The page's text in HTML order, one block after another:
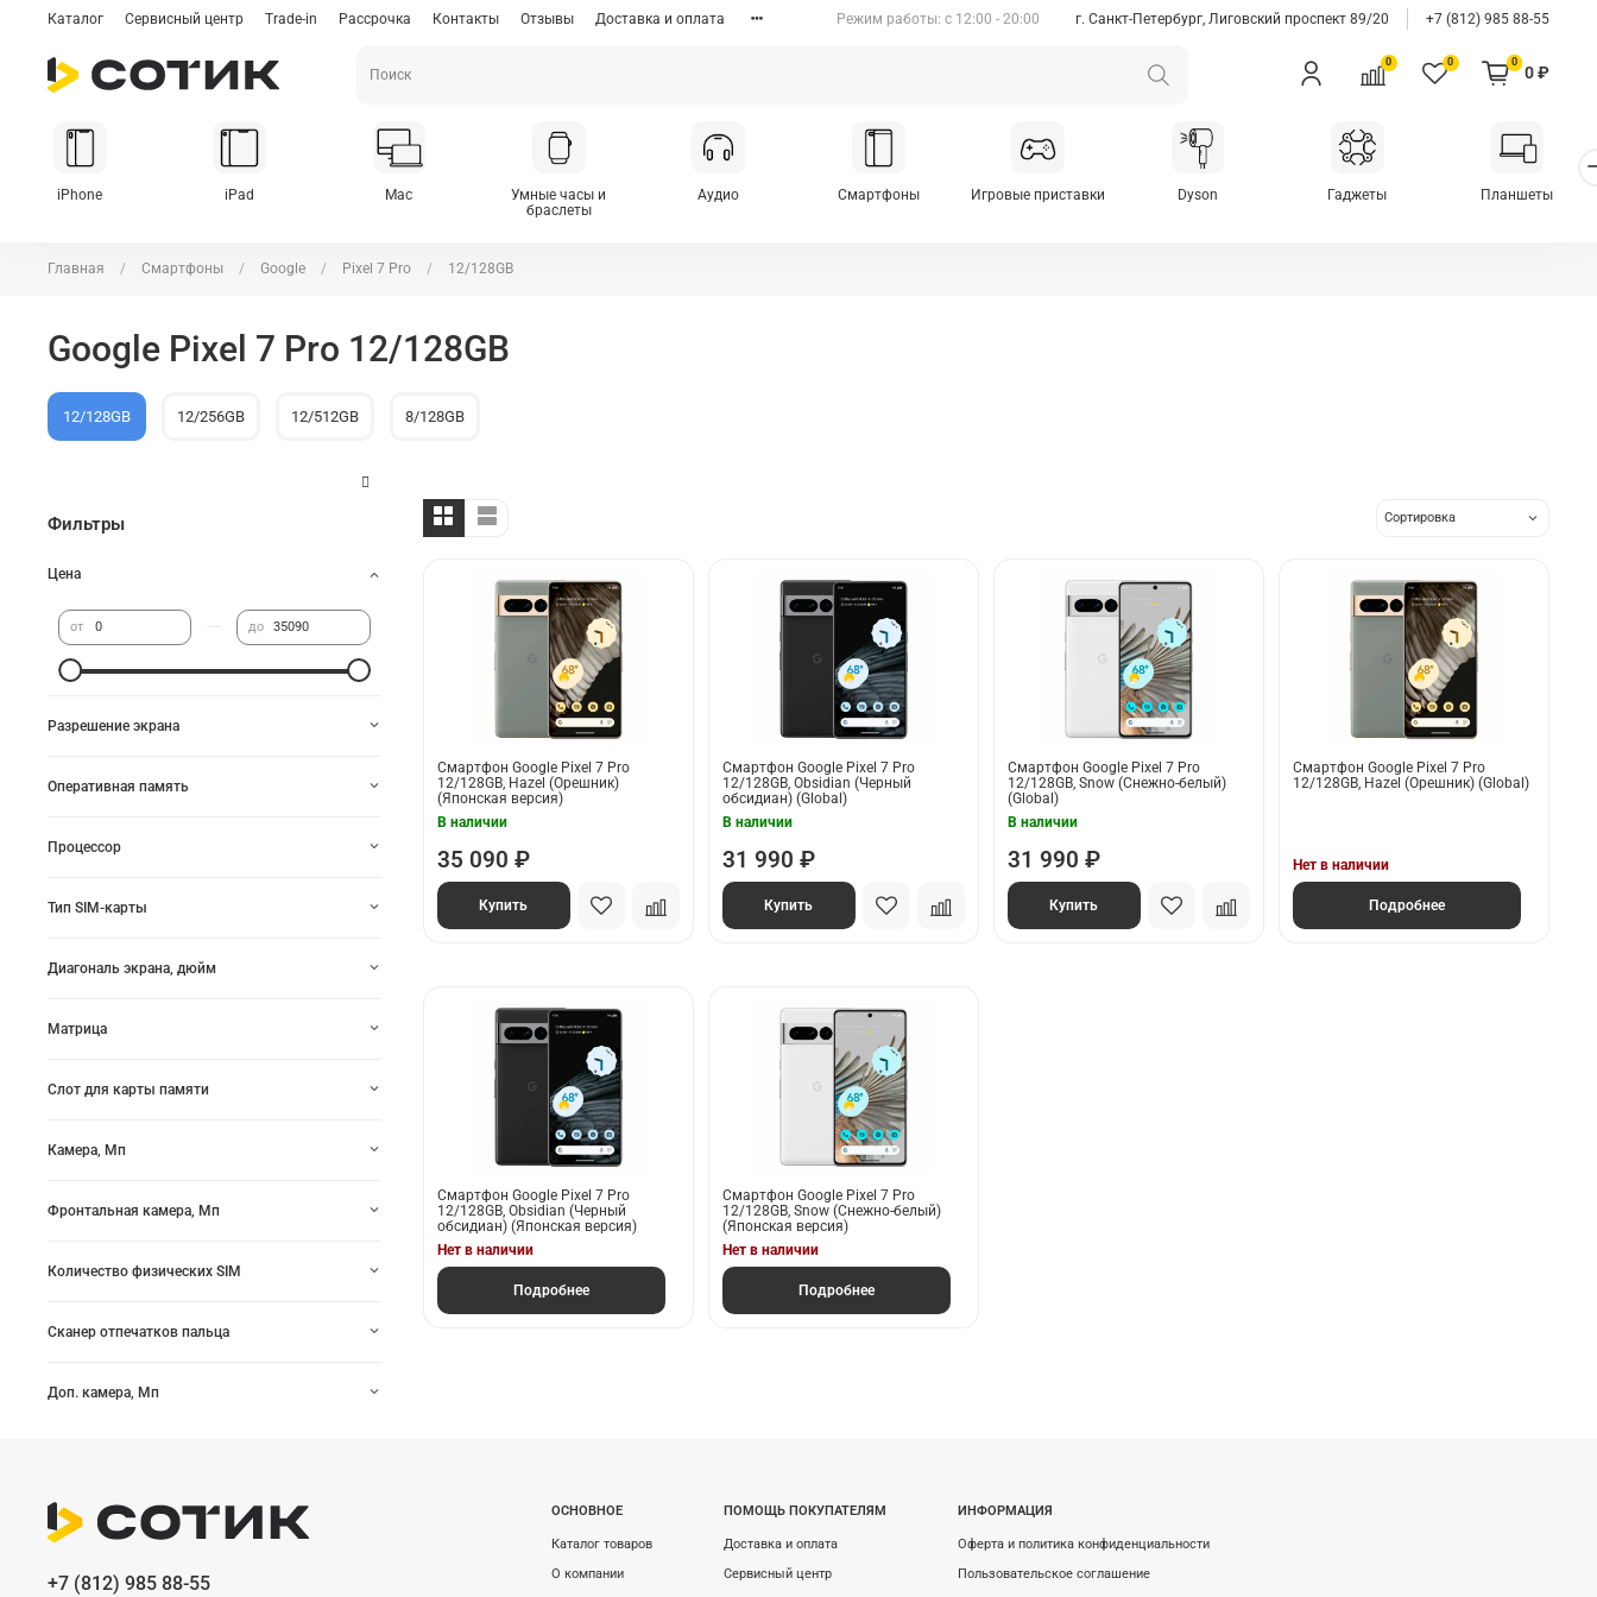
Каталог Сервисный центр Trade-in Рассрочка Контакты Отзывы Доставка и оплата Режим работы: c 12:00 - 20:00 г. Санкт-Петербург, Лиговский проспект 89/20 +7 (812) 985 88-55
0 0 0
0 ₽
iPhone iPad Mac
Умные часы и
браслеты
Аудио Смартфоны Игровые приставки Dyson Гаджеты Планшеты
Главная Смартфоны Google Pixel 7 Pro 12/128GB
Google Pixel 7 Pro 12/128GB
12/128GB 12/256GB 12/512GB 8/128GB
Смартфон Google Pixel 7 Pro
12/128GB, Hazel (Орешник)
(Японская версия)
В наличии
35 090 ₽
Купить
Смартфон Google Pixel 7 Pro
12/128GB, Obsidian (Черный
обсидиан) (Global)
В наличии
31 990 ₽
Купить
Смартфон Google Pixel 7 Pro
12/128GB, Snow (Снежно-белый)
(Global)
В наличии
31 990 ₽
Купить
Смартфон Google Pixel 7 Pro
12/128GB, Hazel (Орешник) (Global)
Нет в наличии
Подробнее
Смартфон Google Pixel 7 Pro
12/128GB, Obsidian (Черный
обсидиан) (Японская версия)
Нет в наличии
Подробнее
Смартфон Google Pixel 7 Pro
12/128GB, Snow (Снежно-белый)
(Японская версия)
Нет в наличии
Подробнее
Фильтры
Цена
от до
Разрешение экрана
Оперативная память
Процессор
Тип SIM-карты
Диагональ экрана, дюйм
Матрица
Слот для карты памяти
Камера, Мп
Фронтальная камера, Мп
Количество физических SIM
Сканер отпечатков пальца
Доп. камера, Мп
ОСНОВНОЕ
Каталог товаров
О компании
ПОМОЩЬ ПОКУПАТЕЛЯМ
Доставка и оплата
Сервисный центр
ИНФОРМАЦИЯ
Оферта и политика конфиденциальности
Пользовательское соглашение
+7 (812) 985 88-55